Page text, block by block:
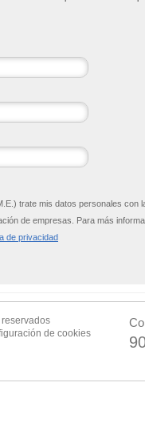
trate mis datos personales
de empresas. Para más
de privacidad
reservados
de cookies